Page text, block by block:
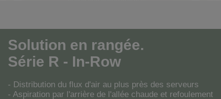
Solution en rangée.
Série R - In-Row
- Distribution du flux d'air au plus près des serveurs
- Aspiration par l'arrière de l'allée chaude et refoulement